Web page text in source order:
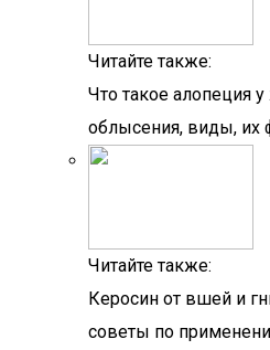
Читайте также:
Что такое алопеция
облысения, виды, их
Читайте также:
Керосин от вшей и
советы по